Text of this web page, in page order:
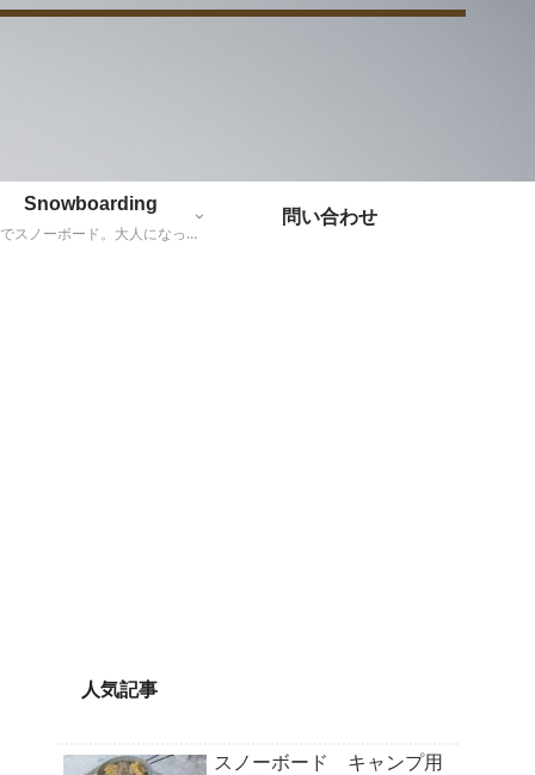
Snowboarding
親子でスノーボード。大人になったらバックカントリーに挑戦だー！
問い合わせ
人気記事
スノーボード キャンプ用